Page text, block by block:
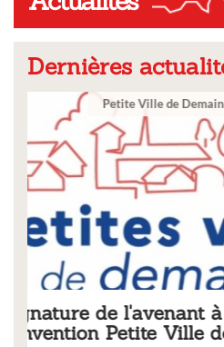
Dernières
Tarifs 2026
municipaux